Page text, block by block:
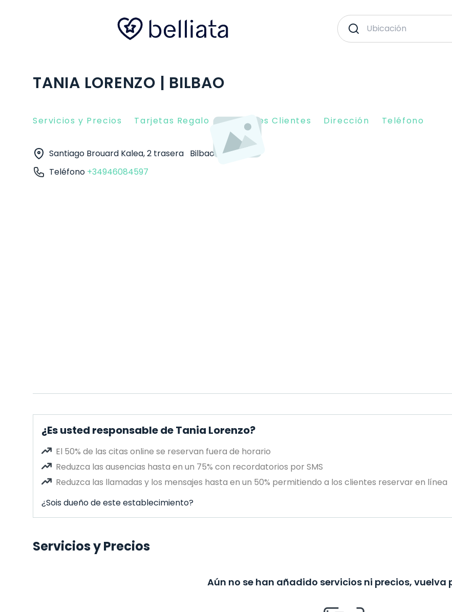
TANIA LORENZO | BILBAO
Servicios y Precios Tarjetas Regalo Opiniones Clientes Dirección Teléfono
Santiago Brouard Kalea, 2 trasera Bilbao 48012
Teléfono +34946084597
¿Es usted responsable de Tania Lorenzo?
El 50% de las citas online se reservan fuera de horario
Reduzca las ausencias hasta en un 75% con recordatorios por SMS
Reduzca las llamadas y los mensajes hasta en un 50% permitiendo a los clientes reservar en línea
¿Sois dueño de este establecimiento?
Servicios y Precios
Aún no se han añadido servicios ni precios, vuelva